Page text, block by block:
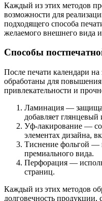
Каждый из этих методов
возможности для
подходящего способа
желаемого внешнего вида
Способы
После печати календари
обработаны для
привлекательности и
Ламинация —
добавляет
Уф-лакирование —
элементах дизайна,
Тиснение фольгой —
премиального вида.
Перфорация —
страниц.
Каждый из этих методов
долговечность продукции,